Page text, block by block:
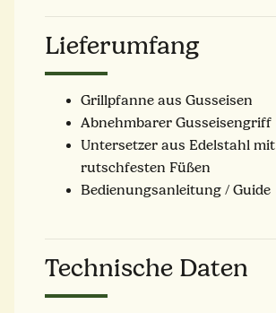
Lieferumfang
Grillpfanne aus Gusseisen
Abnehmbarer Gusseisengriff
Untersetzer aus Edelstahl mit
rutschfesten Füßen
Bedienungsanleitung / Guide
Technische Daten